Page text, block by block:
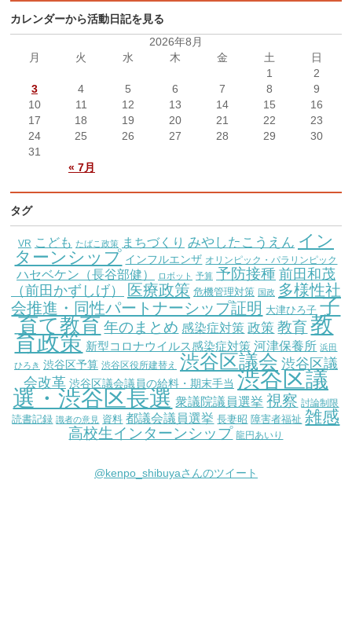
カレンダーから活動日記を見る
2026年8月
月
火 水 木 金 土 日
« 7月
1
2
3
4 5 6 7 8
9
10
11 12 13 14 15
16
17
18 19 20 21 22
23
24
25 26 27 28 29
30
31
タグ
VR こども たばこ政策 まちづくり みやしたこうえん イン
ターンシップ インフルエンザ オリンピック・パラリンピック
ハセベケン（長谷部健） ロボット 予算 予防接種 前田和茂
（前田かずしげ）
医療政策 危機管理対策 国政 多様性社
会推進・同性パートナーシップ証明 大津ひろ子 子
育て教育 年のまとめ 感染症対策 政策 教育 教
育政策 新型コロナウイルス感染症対策 河津保養所 浜田
ひろき 渋谷区予算 渋谷区役所建替え 渋谷区議会 渋谷区議
会改革 渋谷区議会議員の給料・期末手当 渋谷区議
選・渋谷区長選 衆議院議員選挙 視察 討論制限
読書記録 識者の意見 資料 都議会議員選挙 長妻昭 障害者福祉 雑感
高校生インターンシップ 龍円あいり
@kenpo_shibuyaさんのツイート